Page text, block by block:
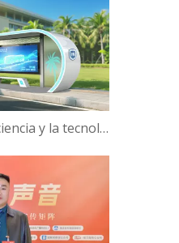
Impulsado por la ciencia y la tecnología, Campus Verde | ¡Hanbang Intelligence trabaja con la Universidad de Hainan para construir una nueva ecología de viajes inteligentes!